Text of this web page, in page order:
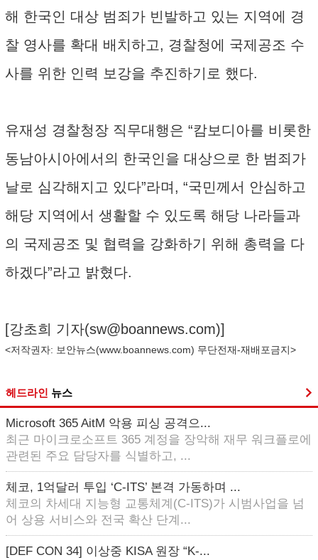
해 한국인 대상 범죄가 빈발하고 있는 지역에 경
찰 영사를 확대 배치하고, 경찰청에 국제공조 수
사를 위한 인력 보강을 추진하기로 했다.
유재성 경찰청장 직무대행은 “캄보디아를 비롯한
동남아시아에서의 한국인을 대상으로 한 범죄가
날로 심각해지고 있다”라며, “국민께서 안심하고
해당 지역에서 생활할 수 있도록 해당 나라들과
의 국제공조 및 협력을 강화하기 위해 총력을 다
하겠다”라고 밝혔다.
[강초희 기자(sw@boannews.com)]
<저작권자: 보안뉴스(www.boannews.com) 무단전재-재배포금지>
헤드라인 뉴스
Microsoft 365 AitM 악용 피싱 공격으...
최근 마이크로소프트 365 계정을 장악해 재무 워크플로에
관련된 주요 담당자를 식별하고, ...
체코, 1억달러 투입 ‘C-ITS’ 본격 가동하며 ...
체코의 차세대 지능형 교통체계(C-ITS)가 시범사업을 넘
어 상용 서비스와 전국 확산 단계...
[DEF CON 34] 이상중 KISA 원장 “K-...